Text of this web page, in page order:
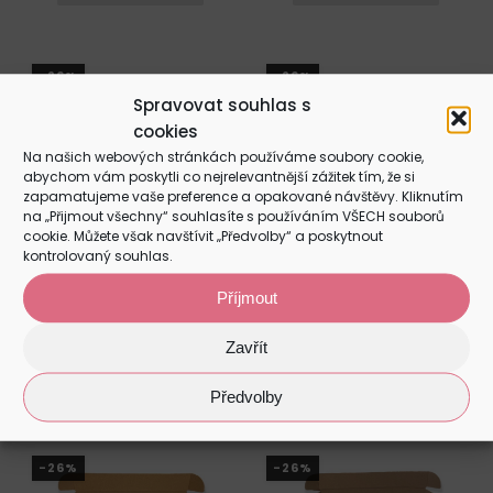
Spravovat souhlas s
cookies
Na našich webových stránkách používáme soubory cookie,
abychom vám poskytli co nejrelevantnější zážitek tím, že si
zapamatujeme vaše preference a opakované návštěvy. Kliknutím
na „Přijmout všechny“ souhlasíte s používáním VŠECH souborů
cookie. Můžete však navštívit „Předvolby“ a poskytnout
kontrolovaný souhlas.
Příjmout
Zavřít
Předvolby
Možnosti
lze
vybrat
na
stránce
produktu
vybrat
na
stránce
-26%
Kreativní sada - Prase
190Kč – 290KčRozpětí
190 Kč
290 Kč
VÝBĚR MOŽNOSTÍ
Tento
má
variant.
-26%
Kreativní sada - Skunk
190Kč – 290KčRozpětí
190 Kč
290 Kč
VÝBĚR MOŽNOSTÍ
Tento
má
variant.
-26% -26%